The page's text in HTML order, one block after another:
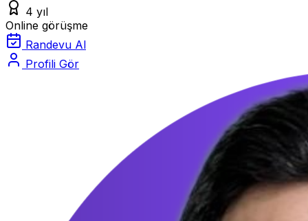
4 yıl
Online görüşme
Randevu Al
Profili Gör